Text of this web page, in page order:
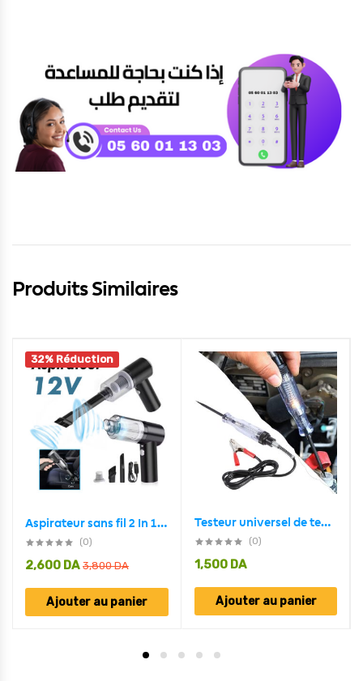
Produits Similaires
32% Réduction
Aspirateur sans fil 2 In 1 Vacuum Cleaner For Car et Home 12V 120 W
(0)
3,800DA
2,600 DA
Ajouter au panier
Testeur universel de tension de Circuit automobile DC 6V-24V
(0)
1,500 DA
Ajouter au panier